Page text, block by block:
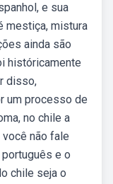
e sua
mestiça, mistura
ainda são
históricamente
disso,
um processo de
no chile a
não fale
e o
chile seja o